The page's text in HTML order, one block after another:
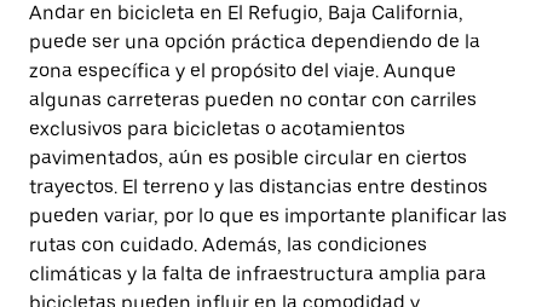
Andar en bicicleta en El Refugio, Baja California,
puede ser una opción práctica dependiendo de la
zona específica y el propósito del viaje. Aunque
algunas carreteras pueden no contar con carriles
exclusivos para bicicletas o acotamientos
pavimentados, aún es posible circular en ciertos
trayectos. El terreno y las distancias entre destinos
pueden variar, por lo que es importante planificar las
rutas con cuidado. Además, las condiciones
climáticas y la falta de infraestructura amplia para